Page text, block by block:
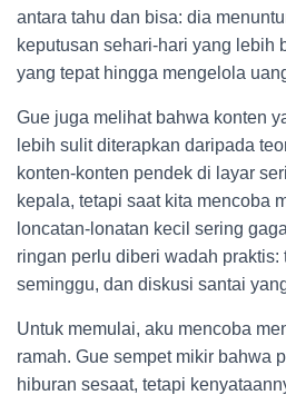
antara tahu dan bisa: dia
keputusan sehari-hari yang lebih
yang tepat hingga mengelola
Gue juga melihat bahwa konten
lebih sulit diterapkan daripada
konten-konten pendek di layar
kepala, tetapi saat kita mencoba
loncatan-lonatan kecil sering
ringan perlu diberi wadah praktis:
seminggu, dan diskusi santai
Untuk memulai, aku mencoba
ramah. Gue sempet mikir bahwa
hiburan sesaat, tetapi